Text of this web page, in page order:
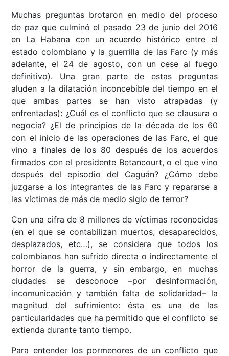
Muchas preguntas brotaron en medio del proceso
de paz que culminó el pasado 23 de junio del 2016
en La Habana con un acuerdo histórico entre el
estado colombiano y la guerrilla de las Farc (y más
adelante, el 24 de agosto, con un cese al fuego
definitivo). Una gran parte de estas preguntas
aluden a la dilatación inconcebible del tiempo en el
que ambas partes se han visto atrapadas (y
enfrentadas): ¿Cuál es el conflicto que se clausura o
negocia? ¿El de principios de la década de los 60
con el inicio de las operaciones de las Farc, el que
vino a finales de los 80 después de los acuerdos
firmados con el presidente Betancourt, o el que vino
después del episodio del Caguán? ¿Cómo debe
juzgarse a los integrantes de las Farc y repararse a
las víctimas de más de medio siglo de terror?
Con una cifra de 8 millones de víctimas reconocidas
(en el que se contabilizan muertos, desaparecidos,
desplazados, etc…), se considera que todos los
colombianos han sufrido directa o indirectamente el
horror de la guerra, y sin embargo, en muchas
ciudades se desconoce –por desinformación,
incomunicación y también falta de solidaridad– la
magnitud del sufrimiento: ésta es una de las
particularidades que ha permitido que el conflicto se
extienda durante tanto tiempo.
Para entender los pormenores de un conflicto que